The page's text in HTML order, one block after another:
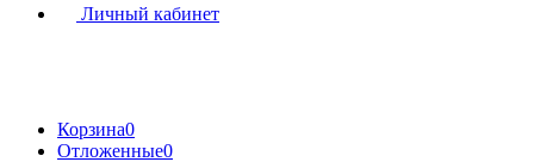
Личный кабинет
Корзина0
Отложенные0